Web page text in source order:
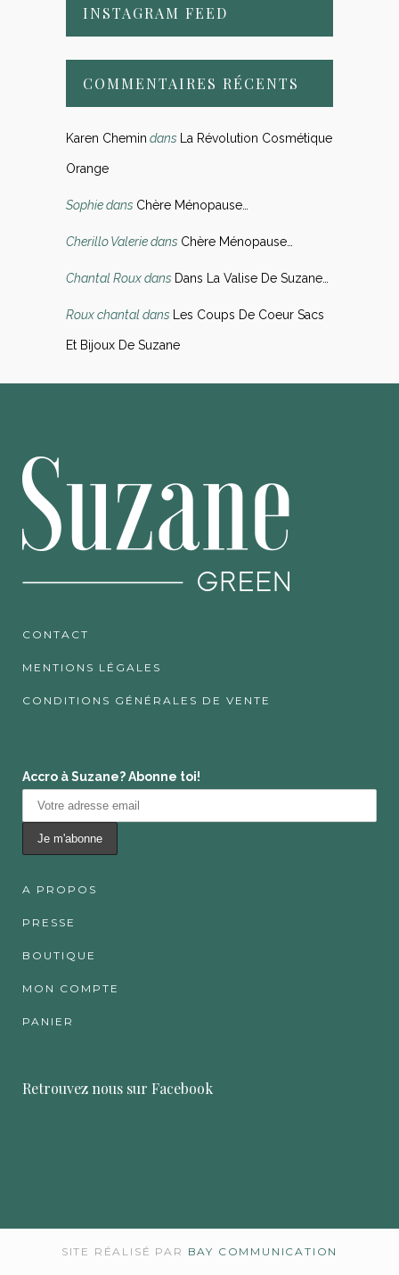
INSTAGRAM FEED
COMMENTAIRES RÉCENTS
Karen Chemin dans La Révolution Cosmétique
Orange
Sophiedans Chère Ménopause…
Cherillo Valeriedans Chère Ménopause…
Chantal Rouxdans Dans La Valise De Suzane…
Roux chantaldans Les Coups De Coeur Sacs
Et Bijoux De Suzane
CONTACT
MENTIONS LÉGALES
CONDITIONS GÉNÉRALES DE VENTE
Accro à Suzane? Abonne toi!
A PROPOS
PRESSE
BOUTIQUE
MON COMPTE
PANIER
Retrouvez nous sur Facebook
SITE RÉALISÉ PAR BAY COMMUNICATION